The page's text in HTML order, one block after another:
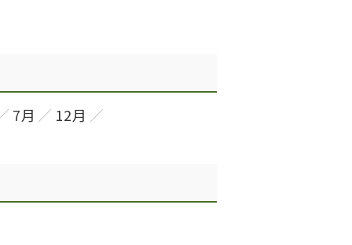
7月 12月